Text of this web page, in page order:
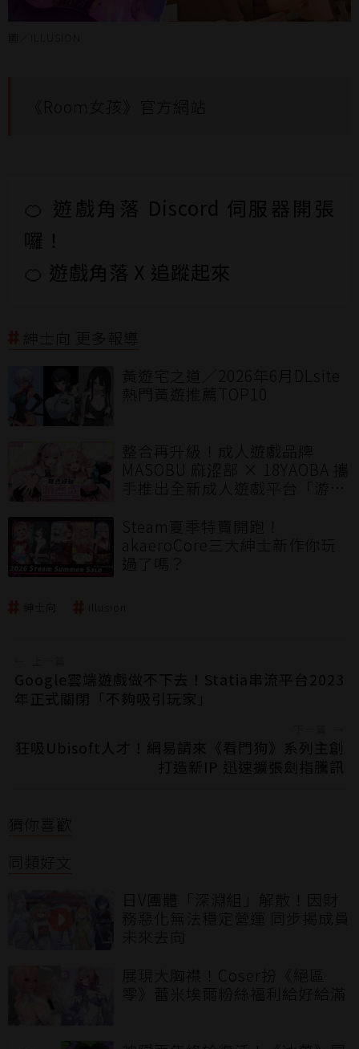
🍊 遊戲角落 Discord 伺服器開張
囉！
🍊 遊戲角落 X 追蹤起來
紳士向 更多報導
黃遊宅之道／2026年6月DLsite
熱門黃遊推薦TOP10
整合再升級！成人遊戲品牌
MASOBU 麻涩部 × 18YAOBA 攜
手推出全新成人遊戲平台「游点
遊戲體驗
Steam夏季特賣開跑！
akaeroCore三大紳士新作你玩
過了嗎？
紳士向
Google雲端遊戲做不下去！Statia串流平台2023
年正式關閉「不夠吸引玩家」
狂吸Ubisoft人才！網易請來《看門狗》系列主創
打造新IP 迅速擴張劍指騰訊
猜你喜歡
同類好文
日V團體「深淵組」解散！因財
務惡化無法穩定營運 同步揭成員
未來去向
展現大胸襟！Coser扮《絕區
零》蕾米埃爾粉絲福利給好給滿